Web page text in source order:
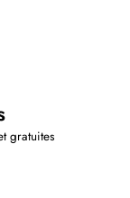
gratuites